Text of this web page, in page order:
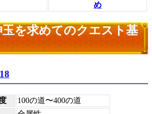
め
玉を求めてのクエスト基
18
100の道〜400の道